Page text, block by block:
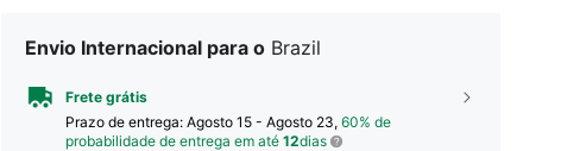
Envio Internacional para o Brazil
Frete grátis
Prazo de entrega: Agosto 15 - Agosto 23, 60% de
probabilidade de entrega em até 12dias